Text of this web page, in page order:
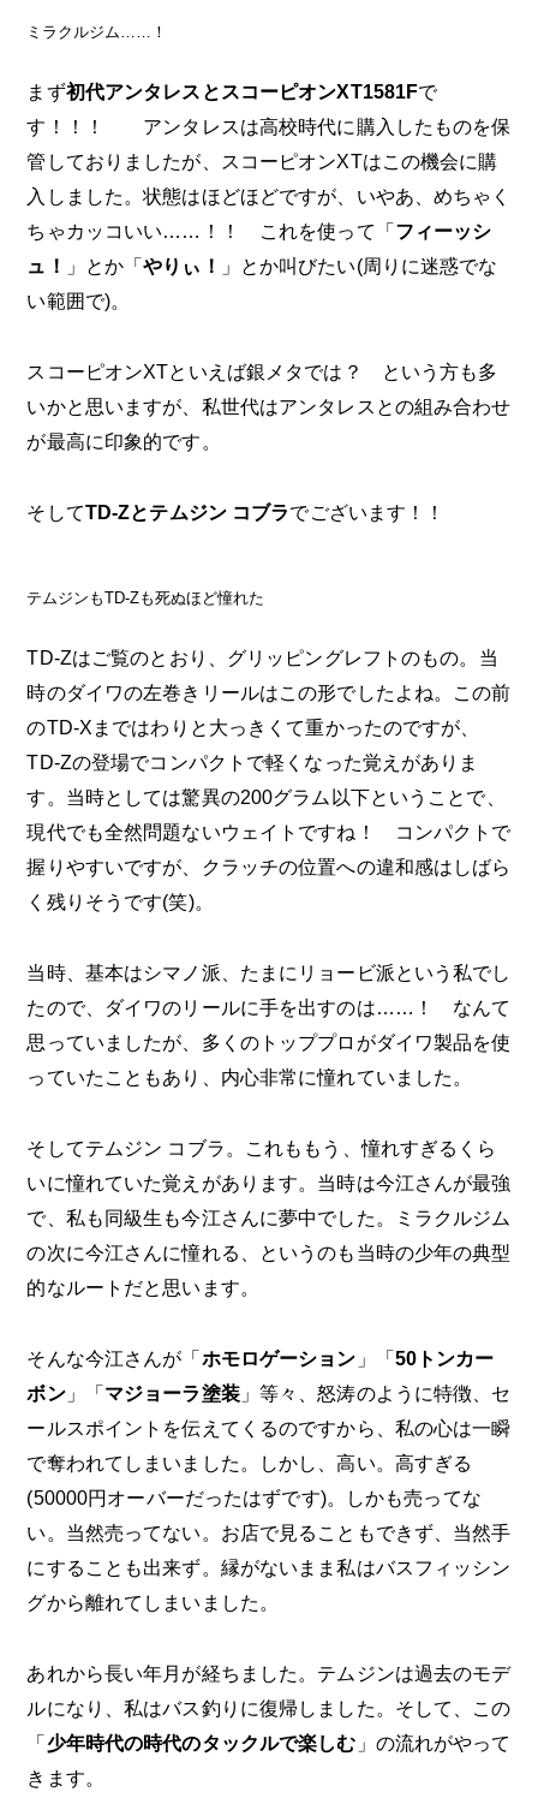
ミラクルジム……！
まず初代アンタレスとスコーピオンXT1581Fで
す！！！ アンタレスは高校時代に購入したものを保
管しておりましたが、スコーピオンXTはこの機会に購
入しました。状態はほどほどですが、いやあ、めちゃく
ちゃカッコいい……！！ これを使って「 フィーッシ
ュ！
」とか「やりぃ！
」とか叫びたい(周りに迷惑でな
い範囲で)。
スコーピオンXTといえば銀メタでは？ という方も多
いかと思いますが、私世代はアンタレスとの組み合わせ
が最高に印象的です。
そしてTD-Zとテムジン コブラでございます！！
テムジンもTD-Zも死ぬほど憧れた
TD-Zはご覧のとおり、グリッピングレフトのもの。当
時のダイワの左巻きリールはこの形でしたよね。この前
のTD-Xまではわりと大っきくて重かったのですが、
TD-Zの登場でコンパクトで軽くなった覚えがありま
す。当時としては驚異の200グラム以下ということで、
現代でも全然問題ないウェイトですね！ コンパクトで
握りやすいですが、クラッチの位置への違和感はしばら
く残りそうです(笑)。
当時、基本はシマノ派、たまにリョービ派という私でし
たので、ダイワのリールに手を出すのは……！ なんて
思っていましたが、多くのトッププロがダイワ製品を使
っていたこともあり、内心非常に憧れていました。
そしてテムジン コブラ。これももう、憧れすぎるくら
いに憧れていた覚えがあります。当時は今江さんが最強
で、私も同級生も今江さんに夢中でした。ミラクルジム
の次に今江さんに憧れる、というのも当時の少年の典型
的なルートだと思います。
そんな今江さんが「 ホモロゲーション 」「 50トンカー
ボン」「 マジョーラ塗装」等々、怒涛のように特徴、セ
ールスポイントを伝えてくるのですから、私の心は一瞬
で奪われてしまいました。しかし、高い。高すぎる
(50000円オーバーだったはずです)。しかも売ってな
い。当然売ってない。お店で見ることもできず、当然手
にすることも出来ず。縁がないまま私はバスフィッシン
グから離れてしまいました。
あれから長い年月が経ちました。テムジンは過去のモデ
ルになり、私はバス釣りに復帰しました。そして、この
「 少年時代の時代のタックルで楽しむ 」の流れがやって
きます。